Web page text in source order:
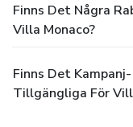
Finns Det Några
Villa Monaco?
Finns Det
Tillgängliga För